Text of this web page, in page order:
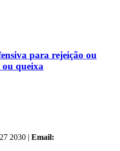
para rejeição ou
ou queixa
2030 | Email: